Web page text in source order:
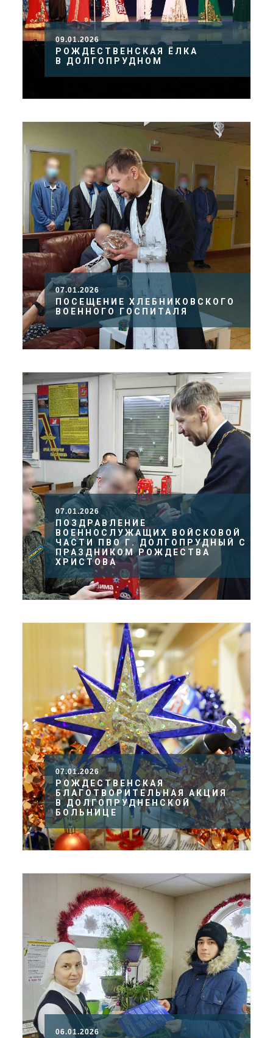
09.01.2026
РОЖДЕСТВЕНСКАЯ ЁЛКА
В ДОЛГОПРУДНОМ
07.01.2026
ПОСЕЩЕНИЕ ХЛЕБНИКОВСКОГО
ВОЕННОГО ГОСПИТАЛЯ
07.01.2026
ПОЗДРАВЛЕНИЕ
ВОЕННОСЛУЖАЩИХ ВОЙСКОВОЙ
ЧАСТИ ПВО Г. ДОЛГОПРУДНЫЙ С
ПРАЗДНИКОМ РОЖДЕСТВА
ХРИСТОВА
07.01.2026
РОЖДЕСТВЕНСКАЯ
БЛАГОТВОРИТЕЛЬНАЯ АКЦИЯ
В ДОЛГОПРУДНЕНСКОЙ
БОЛЬНИЦЕ
06.01.2026